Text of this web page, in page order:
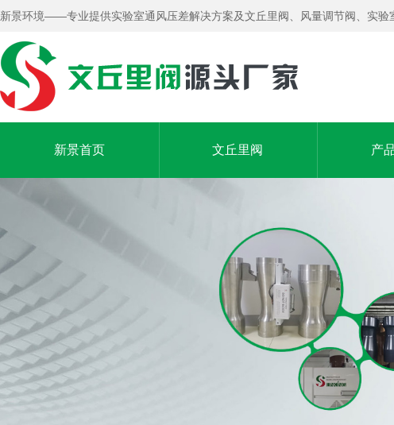
新景环境——专业提供实验室通风压差解决方案及文丘里阀、风量调节阀、实验
新景首页 文丘里阀 产